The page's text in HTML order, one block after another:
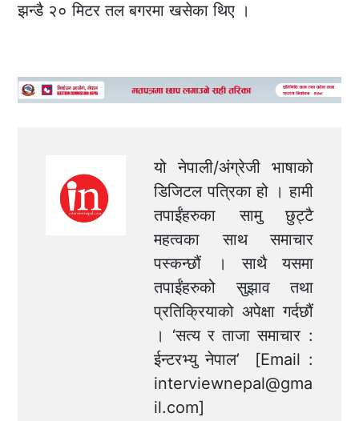
झन्डै २० मिटर तल बगरमा खसेका थिए ।
यो नेपाली/अंग्रेजी भाषाको
डिजिटल पत्रिका हो । हामी
तपाईंहरुका सामु छुट्टै
महत्वका साथ समाचार
पस्कन्छौं । साथै यसमा
तपाईंहरुको सुझाव तथा
प्रतिक्रियाको अपेक्षा गर्दछौं
। ‘सत्य र ताजा समाचार :
ईन्टरभ्यु नेपाल’ [Email :
interviewnepal@gma
il.com]